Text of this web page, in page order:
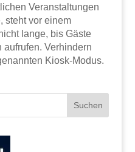
Veranstaltungen
steht vor einem
lange, bis Gäste
Verhindern
Kiosk-Modus.